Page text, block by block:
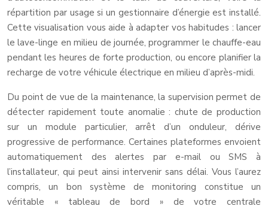
répartition par usage si un gestionnaire d’énergie est installé.
Cette visualisation vous aide à adapter vos habitudes : lancer
le lave-linge en milieu de journée, programmer le chauffe-eau
pendant les heures de forte production, ou encore planifier la
recharge de votre véhicule électrique en milieu d’après-midi.
Du point de vue de la maintenance, la supervision permet de
détecter rapidement toute anomalie : chute de production
sur un module particulier, arrêt d’un onduleur, dérive
progressive de performance. Certaines plateformes envoient
automatiquement des alertes par e-mail ou SMS à
l’installateur, qui peut ainsi intervenir sans délai. Vous l’aurez
compris, un bon système de monitoring constitue un
véritable « tableau de bord » de votre centrale